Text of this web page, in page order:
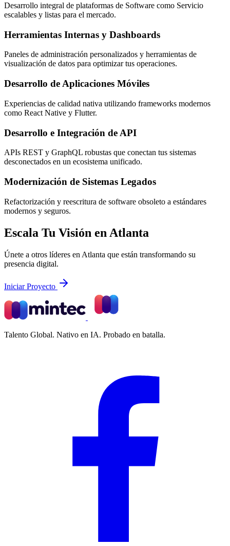
Desarrollo integral de plataformas de Software como Servicio
escalables y listas para el mercado.
Herramientas Internas y Dashboards
Paneles de administración personalizados y herramientas de
visualización de datos para optimizar tus operaciones.
Desarrollo de Aplicaciones Móviles
Experiencias de calidad nativa utilizando frameworks modernos
como React Native y Flutter.
Desarrollo e Integración de API
APIs REST y GraphQL robustas que conectan tus sistemas
desconectados en un ecosistema unificado.
Modernización de Sistemas Legados
Refactorización y reescritura de software obsoleto a estándares
modernos y seguros.
Escala Tu Visión en Atlanta
Únete a otros líderes en Atlanta que están transformando su
presencia digital.
Iniciar Proyecto
Talento Global. Nativo en IA. Probado en batalla.